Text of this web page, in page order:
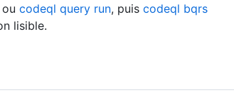
ou codeql query run, puis codeql bqrs
lisible.